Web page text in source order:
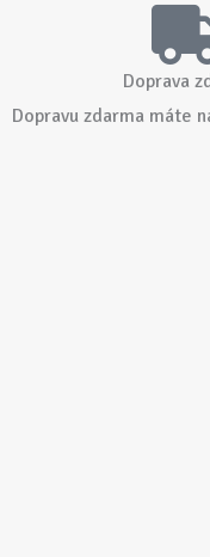
Doprava
Dopravu zdarma máte